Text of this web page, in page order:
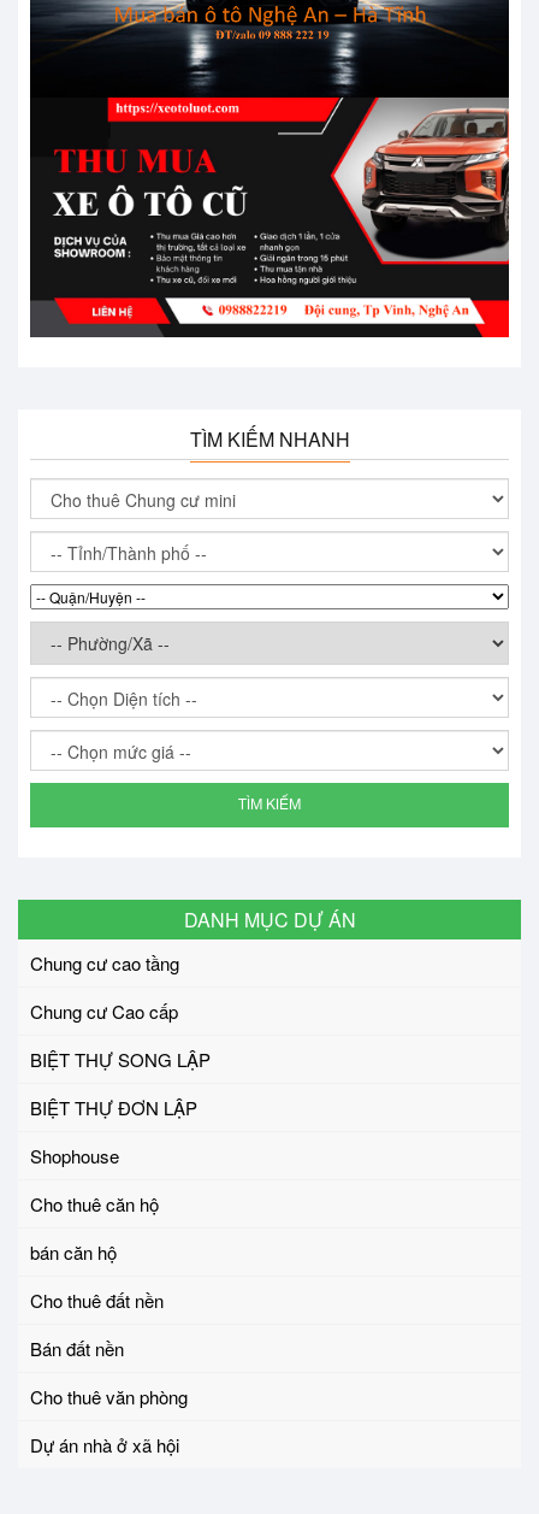
TÌM KIẾM NHANH
TÌM KIẾM
DANH MỤC DỰ ÁN
Chung cư cao tầng
Chung cư Cao cấp
BIỆT THỰ SONG LẬP
BIỆT THỰ ĐƠN LẬP
Shophouse
Cho thuê căn hộ
bán căn hộ
Cho thuê đất nền
Bán đất nền
Cho thuê văn phòng
Dự án nhà ở xã hội